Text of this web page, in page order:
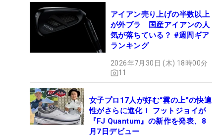
アイアン売り上げの半数以上
が外ブラ 国産アイアンの人
気が落ちている？ #週間ギア
ランキング
2026年7月30日 (木) 18時00分
11
女子プロ17人が好む“雲の上”の快適
性がさらに進化！ フットジョイが
『FJ Quantum』の新作を発表、8
月7日デビュー